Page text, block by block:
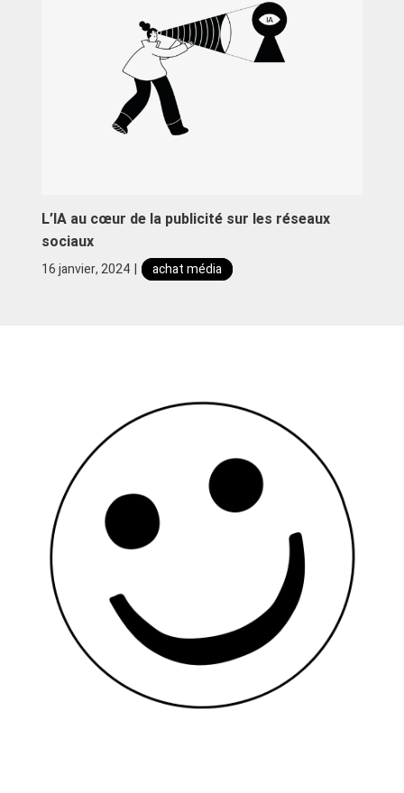
L’IA au cœur de la publicité sur les réseaux
sociaux